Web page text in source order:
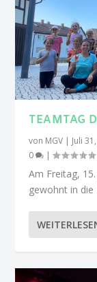
TEAMTAG
von MGV | Juli
0
|
Am Freitag,
gewohnt in die